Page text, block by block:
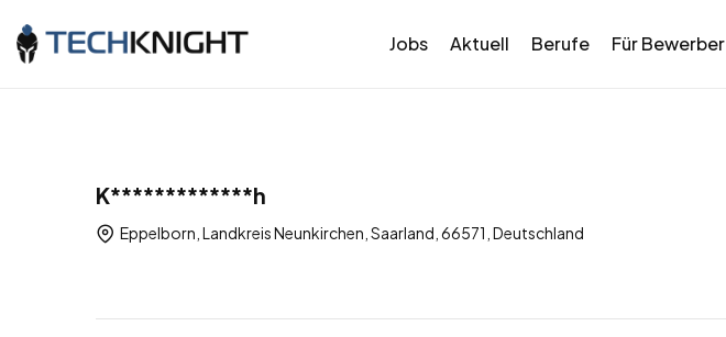
Jobs Aktuell Berufe Für Bewerber
K*************h
Eppelborn, Landkreis Neunkirchen, Saarland, 66571, Deutschland